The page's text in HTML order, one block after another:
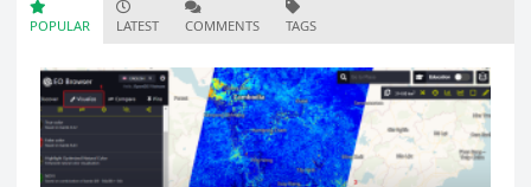
POPULAR LATEST COMMENTS TAGS